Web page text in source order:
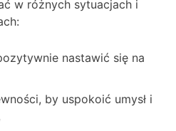
w różnych sytuacjach i
nastawić się na
by uspokoić umysł i